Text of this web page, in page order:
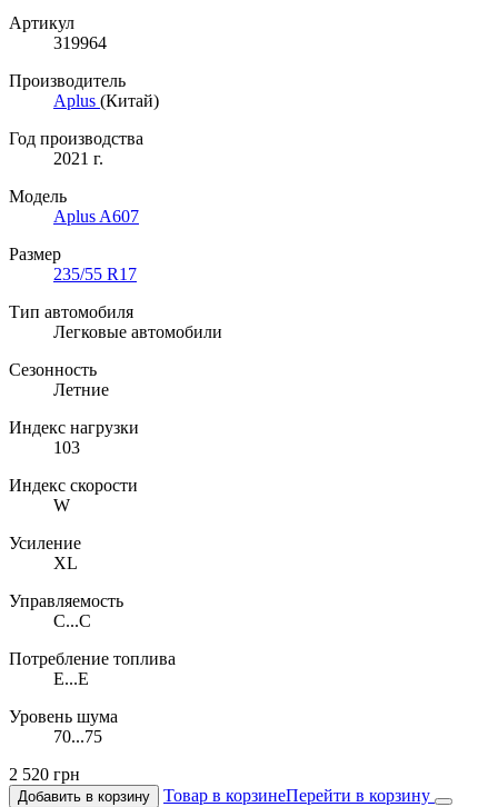
Артикул
319964
Производитель
Aplus (Китай)
Год производства
2021 г.
Модель
Aplus A607
Размер
235/55 R17
Тип автомобиля
Легковые автомобили
Сезонность
Летние
Индекс нагрузки
103
Индекс скорости
W
Усиление
XL
Управляемость
C...C
Потребление топлива
E...E
Уровень шума
70...75
2 520 грн
Добавить в корзину Товар в корзинеПерейти в корзину